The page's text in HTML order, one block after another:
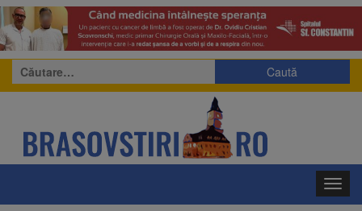
Caută
după: